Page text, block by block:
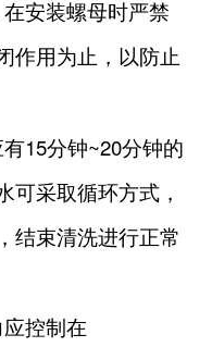
安装螺母时严禁
作用为止，以防止
有15分钟~20分钟的
可采取循环方式，
结束清洗进行正常
控制在